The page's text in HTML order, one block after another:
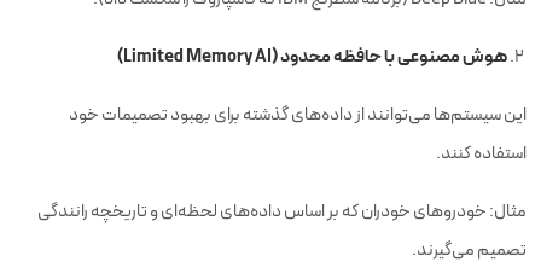
هوش مصنوعی با حافظه محدود (Limited Memory AI)
این سیستم‌ها می‌توانند از داده‌های گذشته برای بهبود تصمیمات خود
استفاده کنند.
مثال: خودروهای خودران که بر اساس داده‌های لحظه‌ای و تاریخچه رانندگی
تصمیم می‌گیرند.